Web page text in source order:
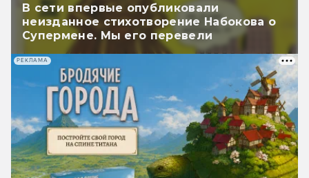
В сети впервые опубликовали
неизданное стихотворение Набокова о
Супермене. Мы его перевели
РЕКЛАМА